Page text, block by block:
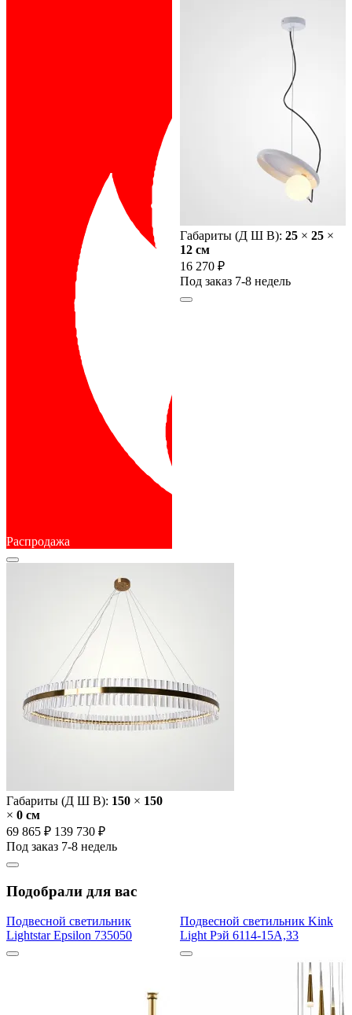
Распродажа
Габариты (Д Ш В): 150 × 150
× 0 cм
69 865 ₽ 139 730 ₽
Под заказ 7-8 недель
Габариты (Д Ш В): 25 × 25 ×
12 cм
16 270 ₽
Под заказ 7-8 недель
Подобрали для вас
Подвесной светильник
Lightstar Epsilon 735050
Подвесной светильник Kink
Light Рэй 6114-15A,33